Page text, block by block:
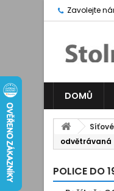
Zavolejte
DOMŮ
odvětrávaná
POLICE DO